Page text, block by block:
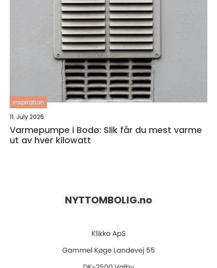
inspiration
11. July 2026
Varmepumpe i Bodø: Slik får du mest varme
ut av hver kilowatt
NYTTOMBOLIG.no